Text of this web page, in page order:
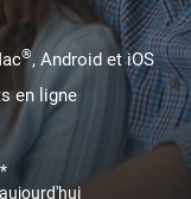
®, Android et iOS
en ligne
*
aujourd'hui